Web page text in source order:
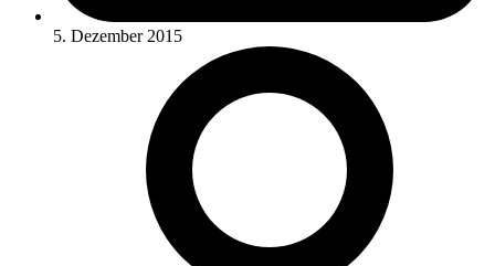
5. Dezember 2015